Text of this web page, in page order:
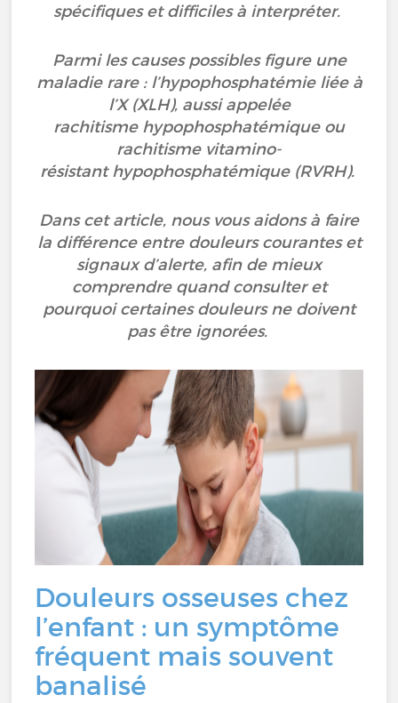
spécifiques et difficiles à interpréter.
Parmi les causes possibles figure une
maladie rare : l’hypophosphatémie liée à
l’X (XLH), aussi appelée
rachitisme hypophosphatémique ou
rachitisme vitamino-
résistant hypophosphatémique (RVRH).
Dans cet article, nous vous aidons à faire
la différence entre douleurs courantes et
signaux d’alerte, afin de mieux
comprendre quand consulter et
pourquoi certaines douleurs ne doivent
pas être ignorées.
Douleurs osseuses chez
l’enfant : un symptôme
fréquent mais souvent
banalisé